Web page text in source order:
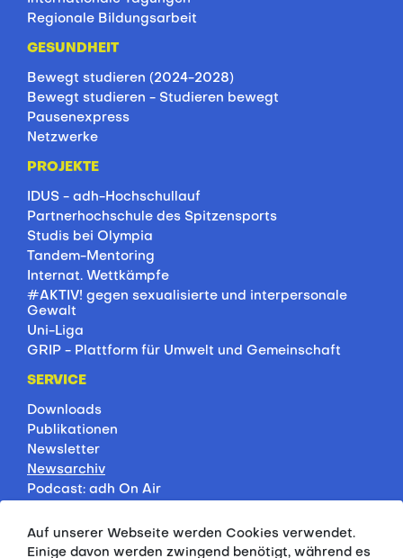
Regionale Bildungsarbeit
GESUNDHEIT
Bewegt studieren (2024-2028)
Bewegt studieren - Studieren bewegt
Pausenexpress
Netzwerke
PROJEKTE
IDUS - adh-Hochschullauf
Partnerhochschule des Spitzensports
Studis bei Olympia
Tandem-Mentoring
Internat. Wettkämpfe
#AKTIV! gegen sexualisierte und interpersonale
Gewalt
Uni-Liga
GRIP - Plattform für Umwelt und Gemeinschaft
SERVICE
Downloads
Publikationen
Newsletter
Newsarchiv
Podcast: adh On Air
Rankings
Servicepartner
Auf unserer Webseite werden Cookies verwendet.
Einige davon werden zwingend benötigt, während es